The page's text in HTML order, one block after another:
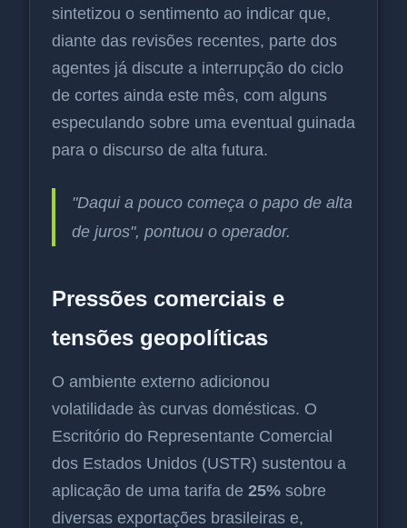
sintetizou o sentimento ao indicar que,
diante das revisões recentes, parte dos
agentes já discute a interrupção do ciclo
de cortes ainda este mês, com alguns
especulando sobre uma eventual guinada
para o discurso de alta futura.
"Daqui a pouco começa o papo de alta
de juros", pontuou o operador.
Pressões comerciais e
tensões geopolíticas
O ambiente externo adicionou
volatilidade às curvas domésticas. O
Escritório do Representante Comercial
dos Estados Unidos (USTR) sustentou a
aplicação de uma tarifa de 25% sobre
diversas exportações brasileiras e,